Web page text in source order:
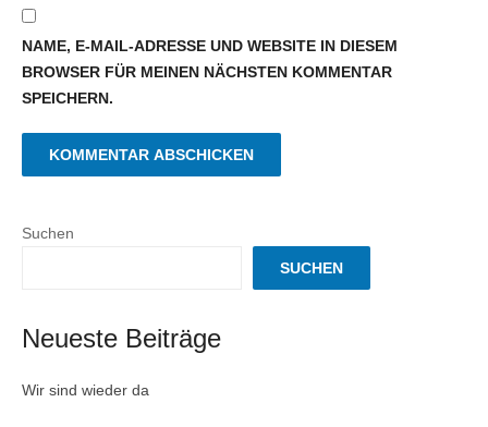
NAME, E-MAIL-ADRESSE UND WEBSITE IN DIESEM
BROWSER FÜR MEINEN NÄCHSTEN KOMMENTAR
SPEICHERN.
Suchen
SUCHEN
Neueste Beiträge
Wir sind wieder da